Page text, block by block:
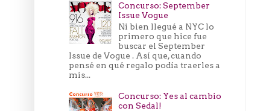
Concurso: September
Issue Vogue
Ni bien llegué a NYC lo
primero que hice fue
buscar el September
Issue de Vogue . Así que, cuando
pensé en qué regalo podía traerles a
mis...
Concurso: Yes al cambio
con Sedal!